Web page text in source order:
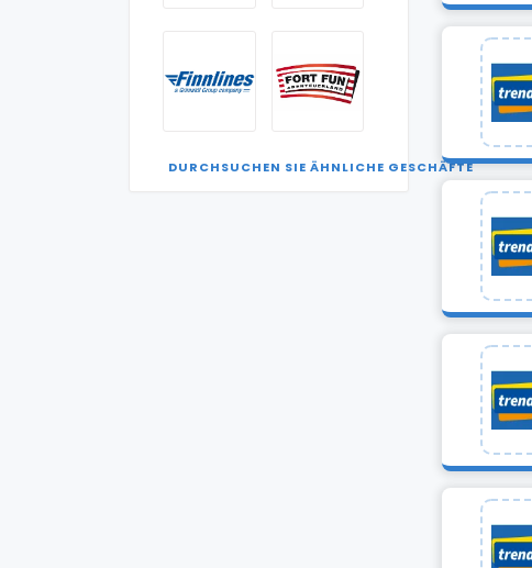
DURCHSUCHEN SIE ÄHNLICHE GESCHÄFTE